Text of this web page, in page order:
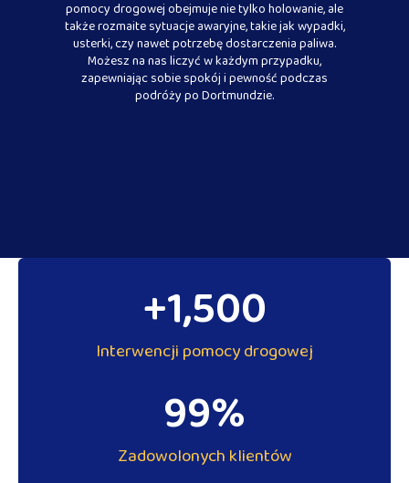
pomocy drogowej obejmuje nie tylko holowanie, ale
także rozmaite sytuacje awaryjne, takie jak wypadki,
usterki, czy nawet potrzebę dostarczenia paliwa.
Możesz na nas liczyć w każdym przypadku,
zapewniając sobie spokój i pewność podczas
podróży po Dortmundzie.
+1,500
Interwencji pomocy drogowej
99%
Zadowolonych klientów